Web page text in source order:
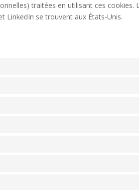
traitées en utilisant ces
LinkedIn se trouvent aux États-Unis.